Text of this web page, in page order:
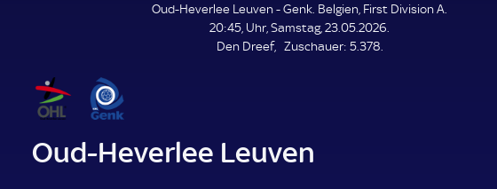
E
L
E
N
Oud-Heverlee Leuven - Genk. Belgien, First Division A.
20:45, Uhr, Samstag, 23.05.2026.
Den Dreef
Zuschauer: Z
5.378.
Oud-Heverlee Leuven